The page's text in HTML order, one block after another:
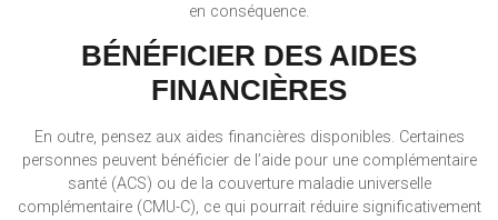
en conséquence.
BÉNÉFICIER DES AIDES
FINANCIÈRES
En outre, pensez aux aides financières disponibles. Certaines
personnes peuvent bénéficier de l’aide pour une complémentaire
santé (ACS) ou de la couverture maladie universelle
complémentaire (CMU-C), ce qui pourrait réduire significativement